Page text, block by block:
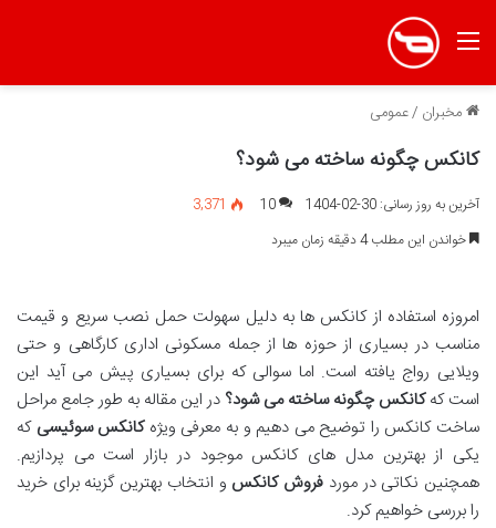
منو
مخبران /عمومی
کانکس چگونه ساخته می شود؟
آخرین به روز رسانی: 30-02-1404 10
3,371
خواندن این مطلب 4 دقیقه زمان میبرد
امروزه استفاده از کانکس ها به دلیل سهولت حمل نصب سریع و قیمت
مناسب در بسیاری از حوزه ها از جمله مسکونی اداری کارگاهی و حتی
ویلایی رواج یافته است. اما سوالی که برای بسیاری پیش می آید این
است کهکانکس چگونه ساخته می شود؟ در این مقاله به طور جامع مراحل
ساخت کانکس را توضیح می دهیم و به معرفی ویژهکانکس سوئیسی که
یکی از بهترین مدل های کانکس موجود در بازار است می پردازیم.
همچنین نکاتی در مورد فروش کانکس و انتخاب بهترین گزینه برای خرید
را بررسی خواهیم کرد.